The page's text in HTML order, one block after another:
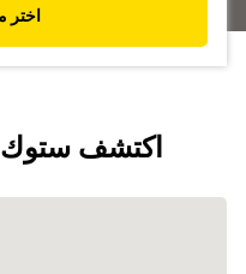
اختر
اكتشف ستوك